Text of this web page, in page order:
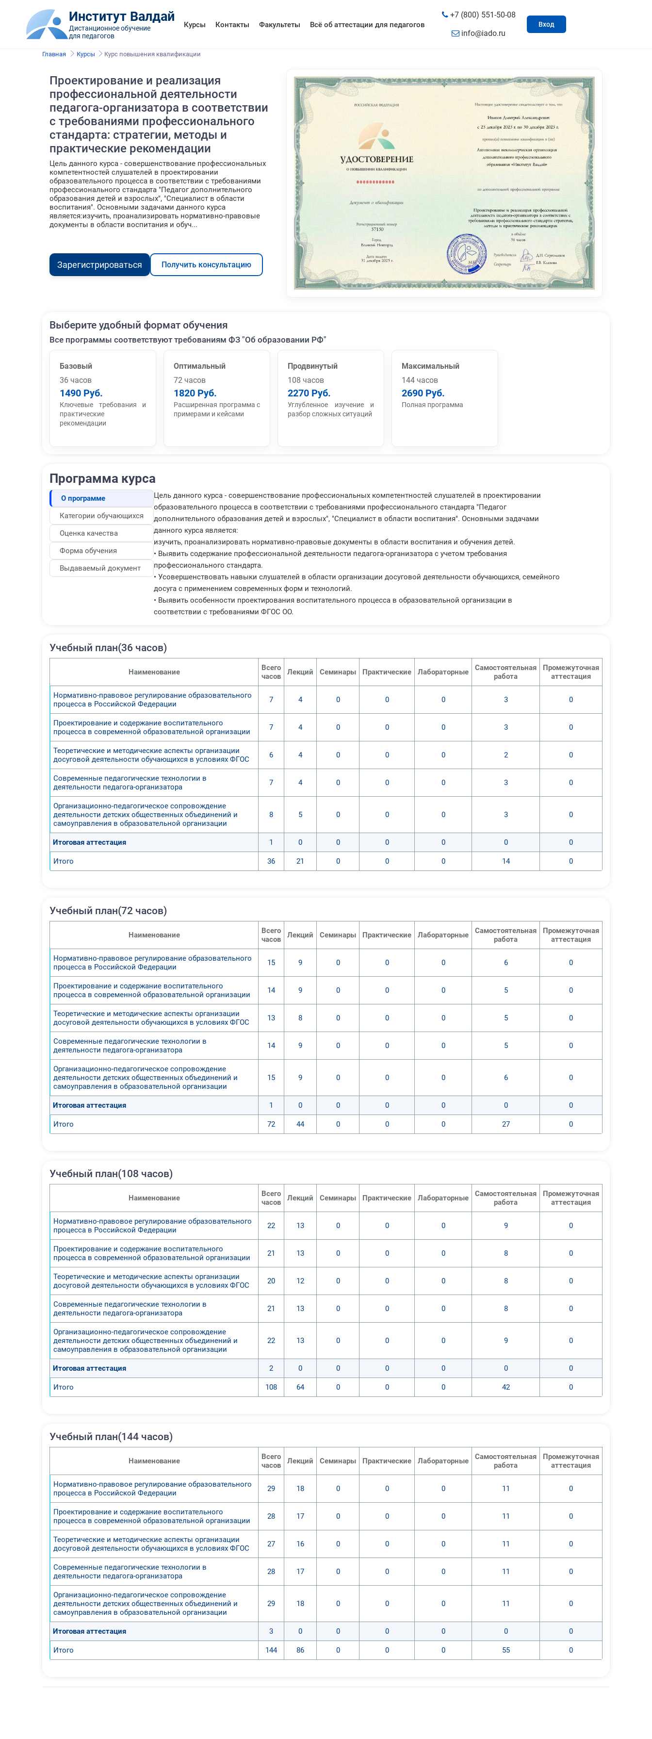
Институт Валдай
Дистанционное обучение
для педагогов
Курсы Контакты Факультеты Всё об аттестации для педагогов
+7 (800) 551-50-08
info@iado.ru
Вход
Главная Курсы Курс повышения квалификации
Проектирование и реализация
профессиональной деятельности
педагога-организатора в соответствии
с требованиями профессионального
стандарта: стратегии, методы и
практические рекомендации
Цель данного курса - совершенствование профессиональных
компетентностей слушателей в проектировании
образовательного процесса в соответствии с требованиями
профессионального стандарта "Педагог дополнительного
образования детей и взрослых", "Специалист в области
воспитания". Основными задачами данного курса
является:изучить, проанализировать нормативно-правовые
документы в области воспитания и обуч...
Зарегистрироваться Получить консультацию
Выберите удобный формат обучения
Все программы соответствуют требованиям ФЗ "Об образовании РФ"
Базовый
36 часов
1490 Руб.
Ключевые требования и
практические
рекомендации
Оптимальный
72 часов
1820 Руб.
Расширенная программа с
примерами и кейсами
Продвинутый
108 часов
2270 Руб.
Углубленное изучение и
разбор сложных ситуаций
Максимальный
144 часов
2690 Руб.
Полная программа
Программа курса
О программе
Категории обучающихся
Оценка качества
Форма обучения
Выдаваемый документ
Цель данного курса - совершенствование профессиональных компетентностей слушателей в проектировании
образовательного процесса в соответствии с требованиями профессионального стандарта "Педагог
дополнительного образования детей и взрослых", "Специалист в области воспитания". Основными задачами
данного курса является:
изучить, проанализировать нормативно-правовые документы в области воспитания и обучения детей.
• Выявить содержание профессиональной деятельности педагога-организатора с учетом требования
профессионального стандарта.
• Усовершенствовать навыки слушателей в области организации досуговой деятельности обучающихся, семейного
досуга с применением современных форм и технологий.
• Выявить особенности проектирования воспитательного процесса в образовательной организации в
соответствии с требованиями ФГОС ОО.
Учебный план(36 часов)
Наименование
Всего
часов
Лекций Семинары Практические Лабораторные
Самостоятельная
работа
Промежуточная
аттестация
Нормативно-правовое регулирование образовательного
процесса в Российской Федерации
7 4 0 0 0 3 0
Проектирование и содержание воспитательного
процесса в современной образовательной организации
7 4 0 0 0 3 0
Теоретические и методические аспекты организации
досуговой деятельности обучающихся в условиях ФГОС
6 4 0 0 0 2 0
Современные педагогические технологии в
деятельности педагога-организатора
7 4 0 0 0 3 0
Организационно-педагогическое сопровождение
деятельности детских общественных объединений и
самоуправления в образовательной организации
8 5 0 0 0 3 0
Итоговая аттестация 1 0 0 0 0 0 0
Итого 36 21 0 0 0 14 0
Учебный план(72 часов)
Наименование
Всего
часов
Лекций Семинары Практические Лабораторные
Самостоятельная
работа
Промежуточная
аттестация
Нормативно-правовое регулирование образовательного
процесса в Российской Федерации
15 9 0 0 0 6 0
Проектирование и содержание воспитательного
процесса в современной образовательной организации
14 9 0 0 0 5 0
Теоретические и методические аспекты организации
досуговой деятельности обучающихся в условиях ФГОС
13 8 0 0 0 5 0
Современные педагогические технологии в
деятельности педагога-организатора
14 9 0 0 0 5 0
Организационно-педагогическое сопровождение
деятельности детских общественных объединений и
самоуправления в образовательной организации
15 9 0 0 0 6 0
Итоговая аттестация 1 0 0 0 0 0 0
Итого 72 44 0 0 0 27 0
Учебный план(108 часов)
Наименование
Всего
часов
Лекций Семинары Практические Лабораторные
Самостоятельная
работа
Промежуточная
аттестация
Нормативно-правовое регулирование образовательного
процесса в Российской Федерации
22 13 0 0 0 9 0
Проектирование и содержание воспитательного
процесса в современной образовательной организации
21 13 0 0 0 8 0
Теоретические и методические аспекты организации
досуговой деятельности обучающихся в условиях ФГОС
20 12 0 0 0 8 0
Современные педагогические технологии в
деятельности педагога-организатора
21 13 0 0 0 8 0
Организационно-педагогическое сопровождение
деятельности детских общественных объединений и
самоуправления в образовательной организации
22 13 0 0 0 9 0
Итоговая аттестация 2 0 0 0 0 0 0
Итого 108 64 0 0 0 42 0
Учебный план(144 часов)
Наименование
Всего
часов
Лекций Семинары Практические Лабораторные
Самостоятельная
работа
Промежуточная
аттестация
Нормативно-правовое регулирование образовательного
процесса в Российской Федерации
29 18 0 0 0 11 0
Проектирование и содержание воспитательного
процесса в современной образовательной организации
28 17 0 0 0 11 0
Теоретические и методические аспекты организации
досуговой деятельности обучающихся в условиях ФГОС
27 16 0 0 0 11 0
Современные педагогические технологии в
деятельности педагога-организатора
28 17 0 0 0 11 0
Организационно-педагогическое сопровождение
деятельности детских общественных объединений и
самоуправления в образовательной организации
29 18 0 0 0 11 0
Итоговая аттестация 3 0 0 0 0 0 0
Итого 144 86 0 0 0 55 0